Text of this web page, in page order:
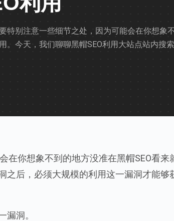
特别注意一些细节之处，因为可能会在你想象
。今天，我们聊聊黑帽SEO利用大站点站内搜
在你想象不到的地方没准在黑帽SEO看来
之后，必须大规模的利用这一漏洞才能够
漏洞。